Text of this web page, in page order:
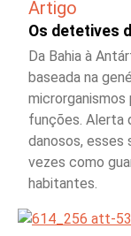
Artigo
Os detetives
Da Bahia à
baseada na
funções. Alerta
danosos, esses
vezes como
habitantes.